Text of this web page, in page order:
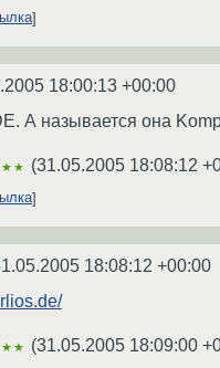
18:00:13 +00:00
А называется она
(31.05.2005 18:08:12
18:08:12 +00:00
(31.05.2005 18:09:00